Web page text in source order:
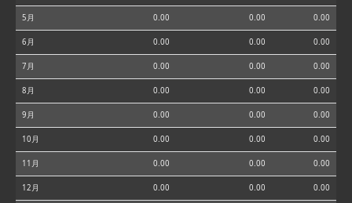
5月 0.00 0.00 0.00
6月 0.00 0.00 0.00
7月 0.00 0.00 0.00
8月 0.00 0.00 0.00
9月 0.00 0.00 0.00
10月 0.00 0.00 0.00
11月 0.00 0.00 0.00
12月 0.00 0.00 0.00